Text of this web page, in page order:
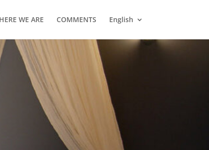
WE ARE COMMENTS English